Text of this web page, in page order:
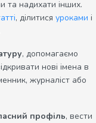
та надихати інших.
, ділитися уроками і
, допомагаємо
нові імена в
журналіст або
профіль, вести